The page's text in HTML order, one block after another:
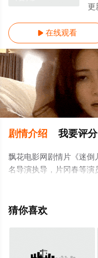
更
 在线观看
剧情介绍 我要评分
飘花电影网剧情片《迷倒
名导演执导，片冈春等
费观看高清未删减完整
猜你喜欢